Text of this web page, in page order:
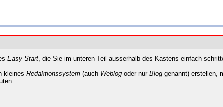
Easy Start, die Sie im unteren Teil ausserhalb des Kastens einfach
kleines Redaktionssystem(auch Weblogoder nur Bloggenannt) erstellen,